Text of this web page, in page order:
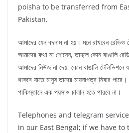
poisha to be transferred from
Pakistan.
আমাদের যেন বদনাম না হয়। মনে রাখবেন রেডিও
আমাদের কথা না শোনেন, তাহলে কোন বাঙালি
আমাদের নিউজ না দেয়, কোন বাঙালি টেলিভিশনে
থাকবে যাতে মানুষ তাদের মায়নাপত্র নিবার পারে।
পাকিস্তানে এক পয়সাও চালান হতে পারবে না।
Telephones and telegram
in our East Bengal; if we have